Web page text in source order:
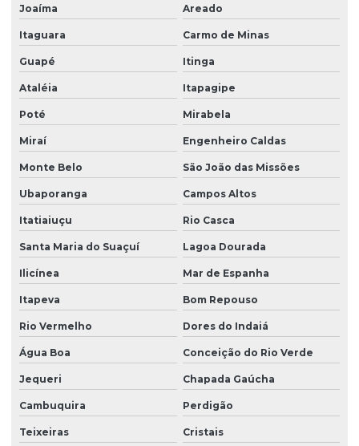
Joaíma Areado
Itaguara Carmo de Minas
Guapé Itinga
Ataléia Itapagipe
Poté Mirabela
Miraí Engenheiro Caldas
Monte Belo São João das Missões
Ubaporanga Campos Altos
Itatiaiuçu Rio Casca
Santa Maria do Suaçuí Lagoa Dourada
Ilicínea Mar de Espanha
Itapeva Bom Repouso
Rio Vermelho Dores do Indaiá
Água Boa Conceição do Rio Verde
Jequeri Chapada Gaúcha
Cambuquira Perdigão
Teixeiras Cristais